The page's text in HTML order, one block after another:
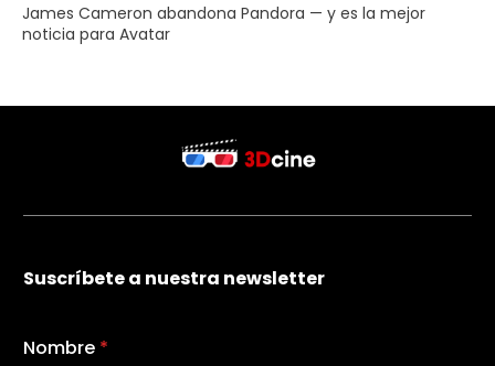
James Cameron abandona Pandora — y es la mejor
noticia para Avatar
Suscríbete a nuestra newsletter
Nombre *